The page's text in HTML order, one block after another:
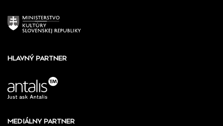
HLAVNÝ PARTNER
MEDIÁLNY PARTNER